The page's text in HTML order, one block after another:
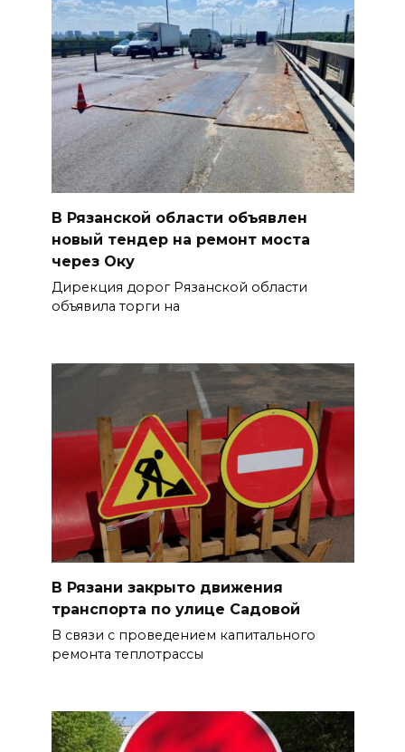
В Рязанской области объявлен
новый тендер на ремонт моста
через Оку
Дирекция дорог Рязанской области
объявила торги на
В Рязани закрыто движения
транспорта по улице Садовой
В связи с проведением капитального
ремонта теплотрассы